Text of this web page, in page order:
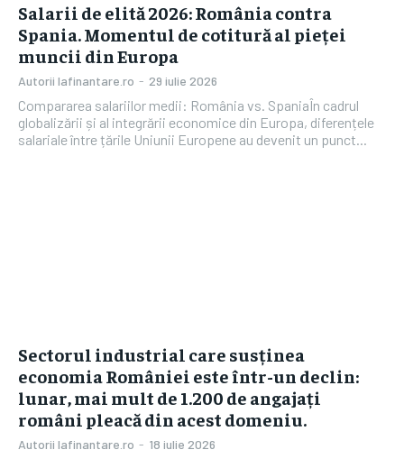
Salarii de elită 2026: România contra
Spania. Momentul de cotitură al pieței
muncii din Europa
Autorii Iafinantare.ro - 29 iulie 2026
Compararea salariilor medii: România vs. SpaniaÎn cadrul
globalizării și al integrării economice din Europa, diferențele
salariale între țările Uniunii Europene au devenit un punct...
Sectorul industrial care susținea
economia României este într-un declin:
lunar, mai mult de 1.200 de angajați
români pleacă din acest domeniu.
Autorii Iafinantare.ro - 18 iulie 2026